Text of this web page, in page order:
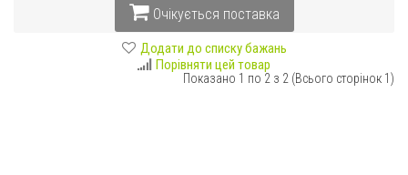
Очікується поставка
Додати до списку бажань
Порівняти цей товар
Показано 1 по 2 з 2 (Всього сторінок 1)